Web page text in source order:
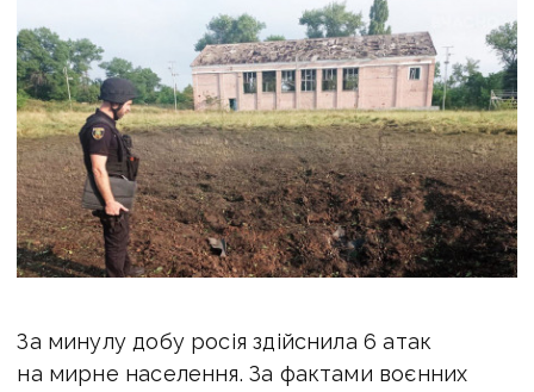
За минулу добу росія здійснила 6 атак
на мирне населення. За фактами воєнних